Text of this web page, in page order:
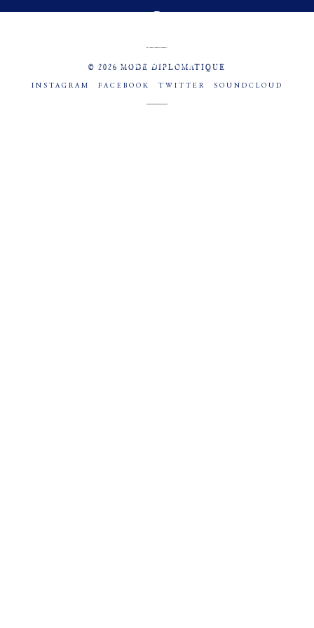
© 2026 MODE DIPLOMATIQUE
INSTAGRAM FACEBOOK TWITTER SOUNDCLOUD